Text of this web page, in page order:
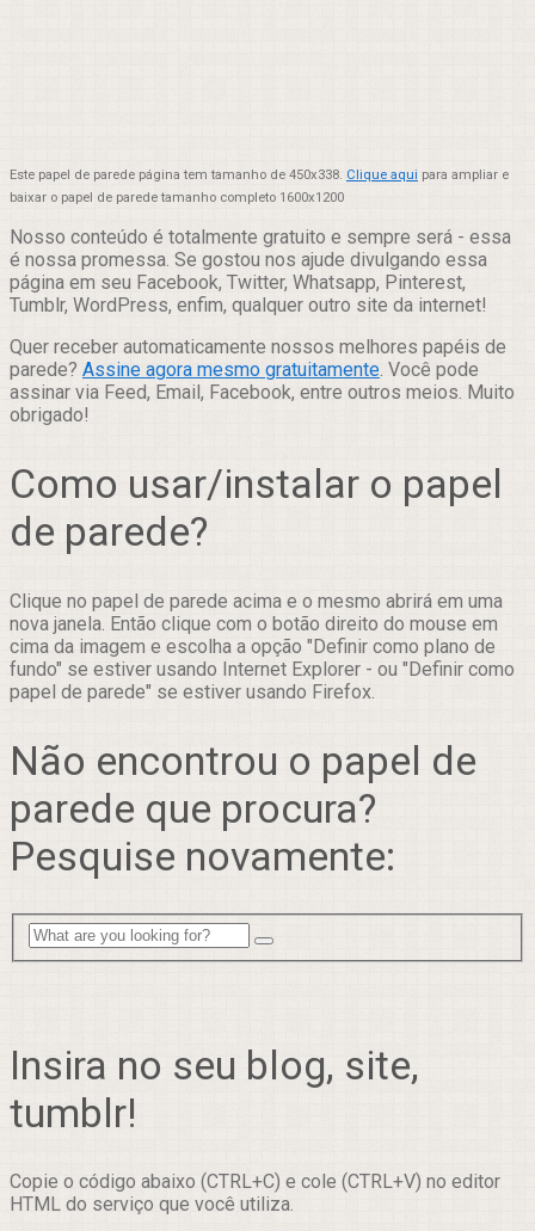
Este papel de parede página tem tamanho de 450x338. Clique aqui para ampliar e
baixar o papel de parede tamanho completo 1600x1200
Nosso conteúdo é totalmente gratuito e sempre será - essa
é nossa promessa. Se gostou nos ajude divulgando essa
página em seu Facebook, Twitter, Whatsapp, Pinterest,
Tumblr, WordPress, enfim, qualquer outro site da internet!
Quer receber automaticamente nossos melhores papéis de
parede? Assine agora mesmo gratuitamente. Você pode
assinar via Feed, Email, Facebook, entre outros meios. Muito
obrigado!
Como usar/instalar o papel
de parede?
Clique no papel de parede acima e o mesmo abrirá em uma
nova janela. Então clique com o botão direito do mouse em
cima da imagem e escolha a opção "Definir como plano de
fundo" se estiver usando Internet Explorer - ou "Definir como
papel de parede" se estiver usando Firefox.
Não encontrou o papel de
parede que procura?
Pesquise novamente:
Insira no seu blog, site,
tumblr!
Copie o código abaixo (CTRL+C) e cole (CTRL+V) no editor
HTML do serviço que você utiliza.